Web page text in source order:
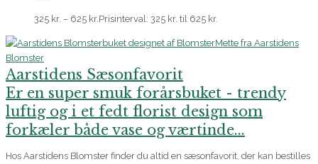
325 kr. – 625 kr.Prisinterval: 325 kr. til 625 kr.
Aarstidens Sæsonfavorit
Er en super smuk forårsbuket - trendy
luftig og i et fedt florist design som
forkæler både vase og værtinde...
Hos Aarstidens Blomster finder du altid en sæsonfavorit, der kan bestilles